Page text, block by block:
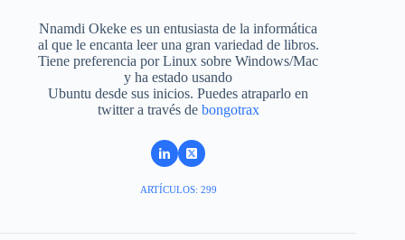
Nnamdi Okeke es un entusiasta de la informática
al que le encanta leer una gran variedad de libros.
Tiene preferencia por Linux sobre Windows/Mac
y ha estado usando
Ubuntu desde sus inicios. Puedes atraparlo en
twitter a través de bongotrax
ARTÍCULOS: 299